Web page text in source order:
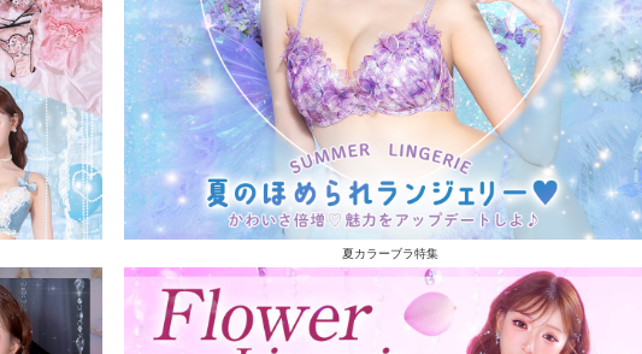
夏カラーブラ特集